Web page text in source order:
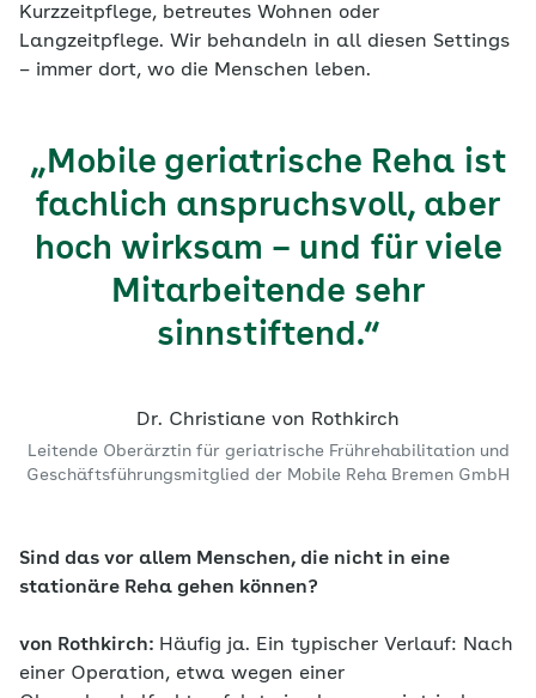
Kurzzeitpflege, betreutes Wohnen oder
Langzeitpflege. Wir behandeln in all diesen Settings
– immer dort, wo die Menschen leben.
„Mobile geriatrische Reha ist
fachlich anspruchsvoll, aber
hoch wirksam – und für viele
Mitarbeitende sehr
sinnstiftend.“
Dr. Christiane von Rothkirch
Leitende Oberärztin für geriatrische Frührehabilitation und
Geschäftsführungsmitglied der Mobile Reha Bremen GmbH
Sind das vor allem Menschen, die nicht in eine
stationäre Reha gehen können?
von Rothkirch: Häufig ja. Ein typischer Verlauf: Nach
einer Operation, etwa wegen einer